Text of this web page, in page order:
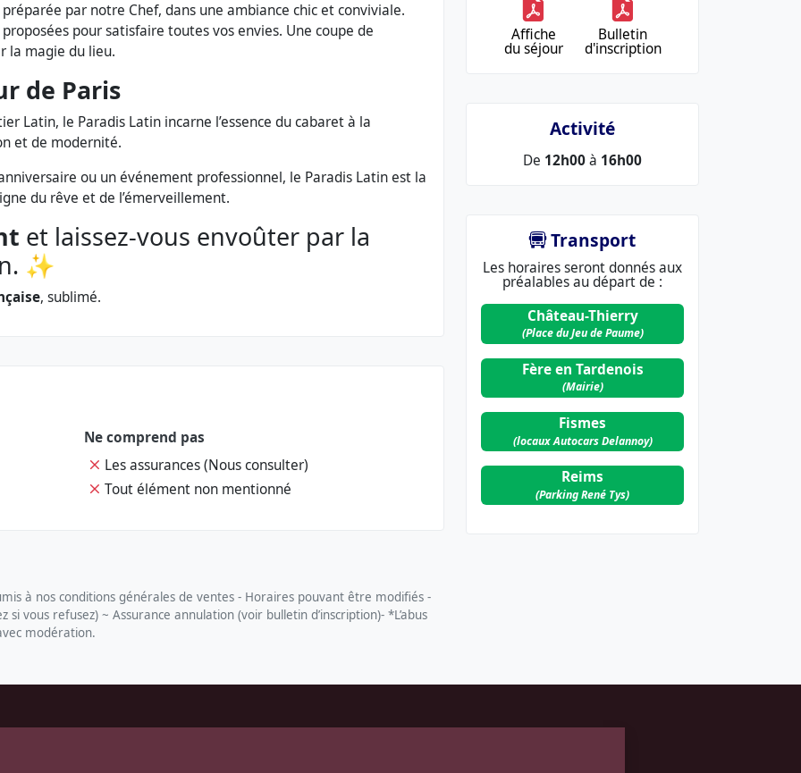
par notre Chef, dans une ambiance chic et conviviale.
pour satisfaire toutes vos envies. Une coupe de
la magie du lieu.
de Paris
Latin, le Paradis Latin incarne l’essence du cabaret à la
et de modernité.
ou un événement professionnel, le Paradis Latin est la
du rêve et de l’émerveillement.
et laissez-vous envoûter par la
✨
, sublimé.
Ne comprend pas
Les assurances (Nous consulter)
Tout élément non mentionné
à nos conditions générales de ventes - Horaires pouvant être modifiés -
vous refusez) ~ Assurance annulation (voir bulletin d’inscription)- *L’abus
modération.
Affiche
du séjour
Bulletin
d'inscription
Activité
De 12h00à 16h00
Transport
Les horaires seront donnés aux
préalables au départ de :
Château-Thierry
(Place du Jeu de Paume)
Fère en Tardenois
(Mairie)
Fismes
(locaux Autocars Delannoy)
Reims
(Parking René Tys)